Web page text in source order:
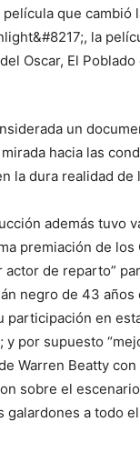
un
hacia las
la dura realidad de
además tuvo
premiación de los
actor de reparto”
negro de 43 años
participación en
y por supuesto
Warren Beatty con
sobre el
galardones a todo